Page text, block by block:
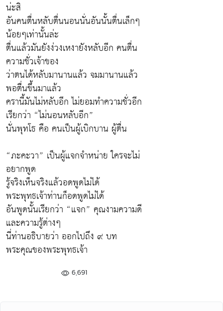
น่ะสิ
อันคนตื่นหลับตื่นนอนนั่นอันนั้นตื่นเล็กๆ
น้อยๆเท่านั้นล่ะ
ตื่นแล้วมันยังง่วงเหงายังหลับอีก คนตื่น
ความชั่วเจ้าของ
ว่าตนได้หลับมานานแล้ว จมมานานแล้ว
พอตื่นขึ้นมาแล้ว
ครานี้มันไม่หลับอีก ไม่ยอมทำความชั่วอีก
เรียกว่า “ไม่นอนหลับอีก”
นั่นพุทโธ คือ คนเป็นผู้เบิกบาน ผู้ตื่น
“ภะคะวา” เป็นผู้แจกจำหน่าย ใครจะไม่
อยากพูด
รู้จริงเห็นจริงแล้วอดพูดไม่ได้
พระพุทธเจ้าท่านก็อดพูดไม่ได้
อันพูดนั้นเรียกว่า “แจก” คุณงามความดี
และความรู้ต่างๆ
นี่ท่านอธิบายว่า ออกไปถึง ๙ บท
พระคุณของพระพุทธเจ้า
6,691